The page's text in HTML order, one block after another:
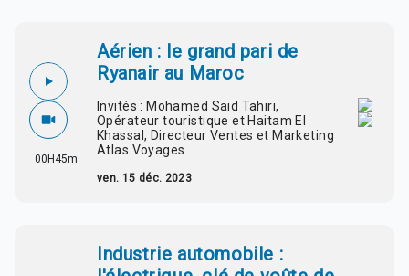
00H45m
Aérien : le grand pari de
Ryanair au Maroc
Invités : Mohamed Said Tahiri,
Opérateur touristique et Haitam El
Khassal, Directeur Ventes et Marketing
Atlas Voyages
ven. 15 déc. 2023
Industrie automobile :